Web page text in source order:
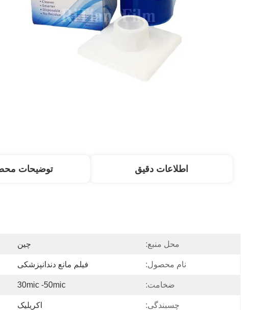
اطلاعات دقیق توضیحات
محل منبع: چین
نام محصول: فیلم مانع دندانپزشکی
ضخامت: 30mic -50mic
چسبندگی: اکریلیک